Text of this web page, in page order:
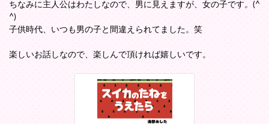
ちなみに主人公はわたしなので、男に見えますが、女の子です。(^
^)
子供時代、いつも男の子と間違えられてました。笑
楽しいお話しなので、楽しんで頂ければ嬉しいです。